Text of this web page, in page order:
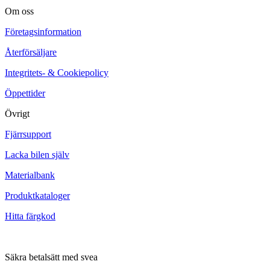
Om oss
Företagsinformation
Återförsäljare
Integritets- & Cookiepolicy
Öppettider
Övrigt
Fjärrsupport
Lacka bilen själv
Materialbank
Produktkataloger
Hitta färgkod
Säkra betalsätt med svea